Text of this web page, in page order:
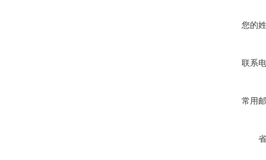
您的
联系
常用